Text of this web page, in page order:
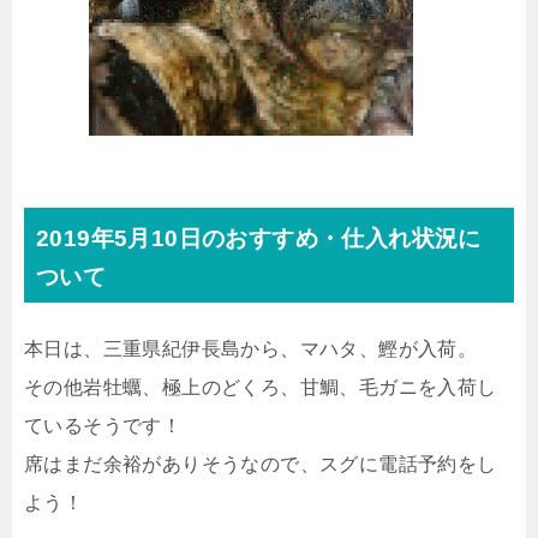
2019年5月10日のおすすめ・仕入れ状況に
ついて
本日は、三重県紀伊長島から、マハタ、鰹が入荷。
その他岩牡蠣、極上のどくろ、甘鯛、毛ガニを入荷し
ているそうです！
席はまだ余裕がありそうなので、スグに電話予約をし
よう！